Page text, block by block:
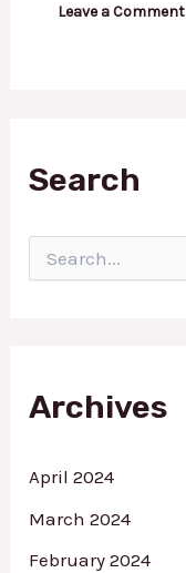
Leave a Comment
Search
e
o
Archives
April 2024
March 2024
February 2024